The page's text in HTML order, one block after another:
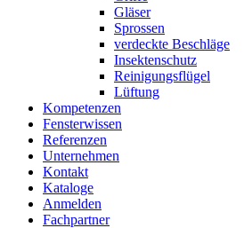
Gläser
Sprossen
verdeckte Beschläge
Insektenschutz
Reinigungsflügel
Lüftung
Kompetenzen
Fensterwissen
Referenzen
Unternehmen
Kontakt
Kataloge
Anmelden
Fachpartner